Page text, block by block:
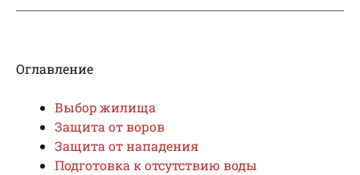
Оглавление
Выбоp жилища
Защита от воров
Защита от нападения
Подготовка к отсутствию воды